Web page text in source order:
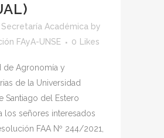
Secretaría Académica by
FAyA-UNSE
0 Likes
de Agronomía y
de la Universidad
Santiago del Estero
los señores interesados
FAA Nº 244/2021,